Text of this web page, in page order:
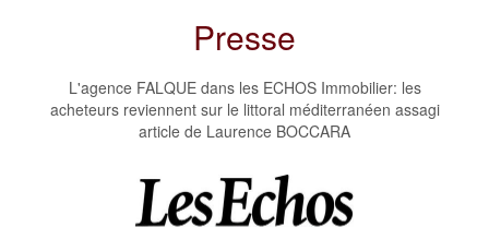
Presse
L'agence FALQUE dans les ECHOS Immobilier: les
acheteurs reviennent sur le littoral méditerranéen assagi
article de Laurence BOCCARA